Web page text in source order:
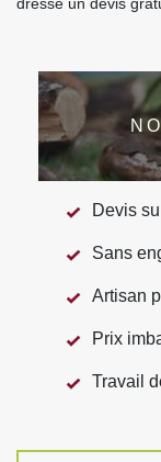
dresse un devis
Devis
Sans
Artisan
Prix
Travail